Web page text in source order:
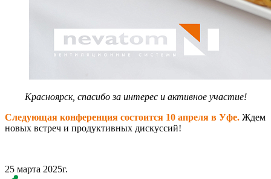
Красноярск, спасибо за интерес и активное участие!
Следующая конференция состоится 10 апреля в Уфе. Ждем
новых встреч и продуктивных дискуссий!
25 марта 2025г.